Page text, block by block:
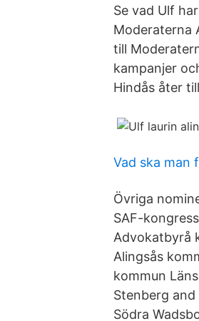
Se vad Ulf
Moderaterna
till
kampanjer
Hindås åter
Vad ska man
Övriga
SAF-
Advokatbyrå
Alingsås
kommun
Stenberg
Södra